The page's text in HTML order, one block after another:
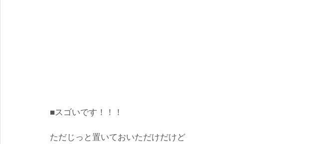
■スゴいです！！！
ただじっと置いておいただけだけど